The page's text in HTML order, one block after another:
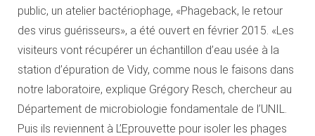
public, un atelier bactériophage, «Phageback, le retour
des virus guérisseurs», a été ouvert en février 2015. «Les
visiteurs vont récupérer un échantillon d’eau usée à la
station d’épuration de Vidy, comme nous le faisons dans
notre laboratoire, explique Grégory Resch, chercheur au
Département de microbiologie fondamentale de l’UNIL.
Puis ils reviennent à L’Eprouvette pour isoler les phages